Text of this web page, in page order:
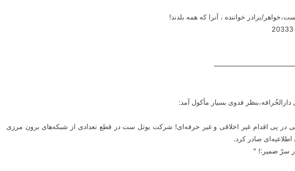
برادر خواننده ، آنرا که همه بلدند!
فدوی بسیار مأکول آمد:
در پی اقدام غیر اخلاقی و غیر حرفه‌ای! شرکت یوتل ست در قطع تعدادی از شبکه‌های برون مرزی
صادر کرد.
سرّ ضمیر " !: